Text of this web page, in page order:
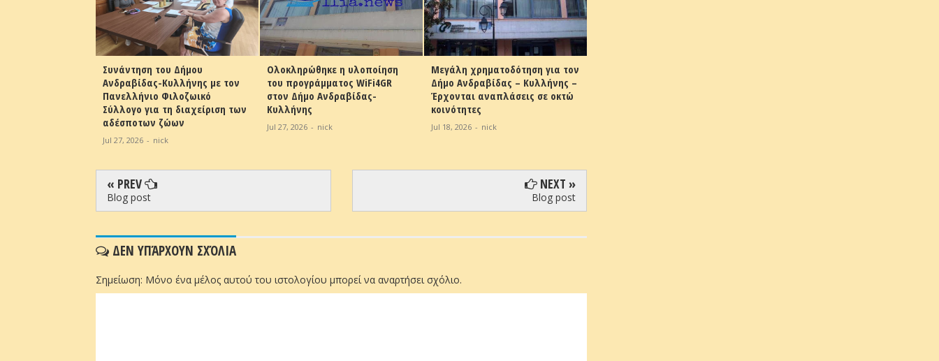
Συνάντηση του Δήμου
Ανδραβίδας-Κυλλήνης με τον
Πανελλήνιο Φιλοζωικό
Σύλλογο για τη διαχείριση των
αδέσποτων ζώων
Jul 27, 2026 - nick
Ολοκληρώθηκε η υλοποίηση
του προγράμματος WiFi4GR
στον Δήμο Ανδραβίδας-
Κυλλήνης
Jul 27, 2026 - nick
Μεγάλη χρηματοδότηση για τον
Δήμο Ανδραβίδας – Κυλλήνης –
Έρχονται αναπλάσεις σε οκτώ
κοινότητες
Jul 18, 2026 - nick
« PREV
Blog post
NEXT »
Blog post
ΔΕΝ ΥΠΆΡΧΟΥΝ ΣΧΌΛΙΑ
Σημείωση: Μόνο ένα μέλος αυτού του ιστολογίου μπορεί να αναρτήσει σχόλιο.